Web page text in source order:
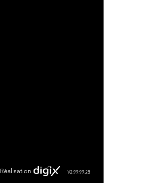
Réalisation V2.99.99.28